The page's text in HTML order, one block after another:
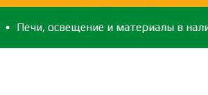
освещение и материалы в наличии